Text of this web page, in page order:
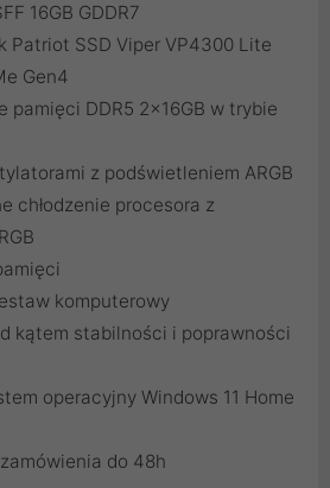
16GB GDDR7
Patriot SSD Viper VP4300 Lite
Gen4
pamięci DDR5 2x16GB w trybie
z podświetleniem ARGB
chłodzenie procesora z
komputerowy
kątem stabilności i poprawności
operacyjny Windows 11 Home
do 48h